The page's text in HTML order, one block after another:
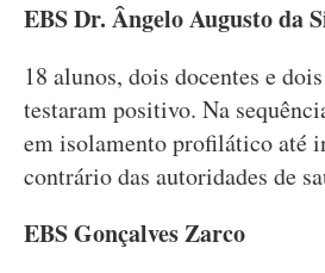
EBS Dr. Ângelo Augusto da
18 alunos, dois docentes e
testaram positivo. Na
em isolamento profilático até
contrário das autoridades de
EBS Gonçalves Zarco